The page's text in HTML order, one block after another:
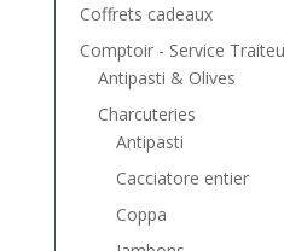
Coffrets cadeaux
Comptoir - Service
Antipasti & Olives
Charcuteries
Antipasti
Cacciatore entier
Coppa